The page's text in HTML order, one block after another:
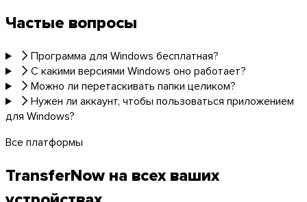
macOS
Частые вопросы
Программа для Windows бесплатная?
С какими версиями Windows оно работает?
Можно ли перетаскивать папки целиком?
Нужен ли аккаунт, чтобы пользоваться приложением
для Windows?
Все платформы
TransferNow на всех ваших